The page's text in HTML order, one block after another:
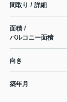
間取り / 詳細
面積 /
バルコニー面積
向き
築年月